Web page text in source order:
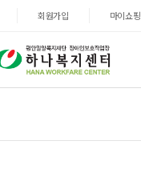
회원가입 마이쇼핑